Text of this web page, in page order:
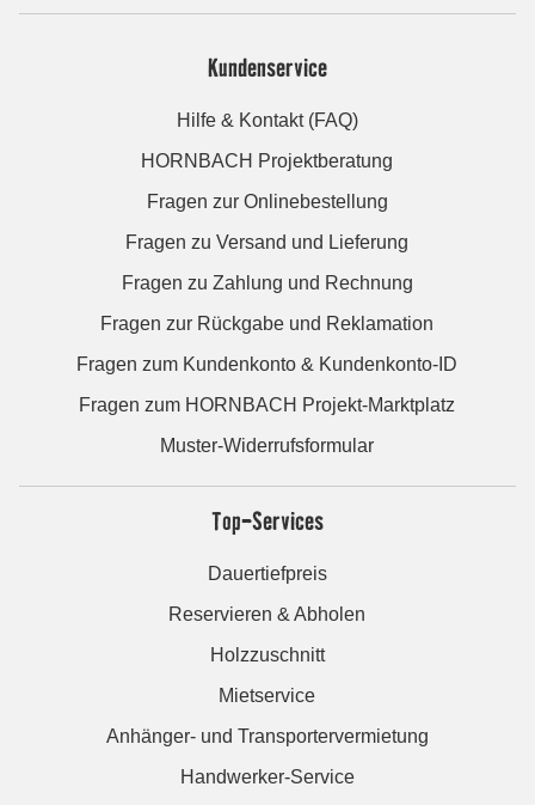
Kundenservice
Hilfe & Kontakt (FAQ)
HORNBACH Projektberatung
Fragen zur Onlinebestellung
Fragen zu Versand und Lieferung
Fragen zu Zahlung und Rechnung
Fragen zur Rückgabe und Reklamation
Fragen zum Kundenkonto & Kundenkonto-ID
Fragen zum HORNBACH Projekt-Marktplatz
Muster-Widerrufsformular
Top-Services
Dauertiefpreis
Reservieren & Abholen
Holzzuschnitt
Mietservice
Anhänger- und Transportervermietung
Handwerker-Service